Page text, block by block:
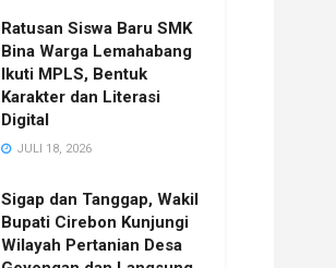
Ratusan Siswa Baru SMK
Bina Warga Lemahabang
Ikuti MPLS, Bentuk
Karakter dan Literasi
Digital
JULI 18, 2026
Sigap dan Tanggap, Wakil
Bupati Cirebon Kunjungi
Wilayah Pertanian Desa